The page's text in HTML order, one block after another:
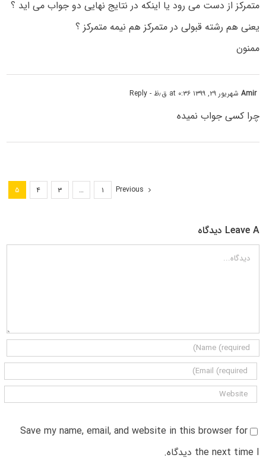
متمرکز از دست می رود یا اینکه در نتایج نهایی دو جواب می اید ؟
یعنی هم رشته قبولی در متمرکز هم نیمه متمرکز ؟
ممنون
Amirشهریور ۲۹, ۱۳۹۹ at ۰:۳۶ ق٫ظ - Reply
چرا کسی جواب نمیده
Previous ۱ … ۳ ۴ ۵
Leave A دیدگاه
دیدگاه
Save my name, email, and website in this browser for
the next time I دیدگاه.